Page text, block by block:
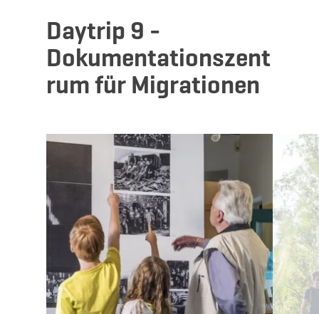
Daytrip 9 -
Dokumentationszent
rum für Migrationen
Mehr erfahren